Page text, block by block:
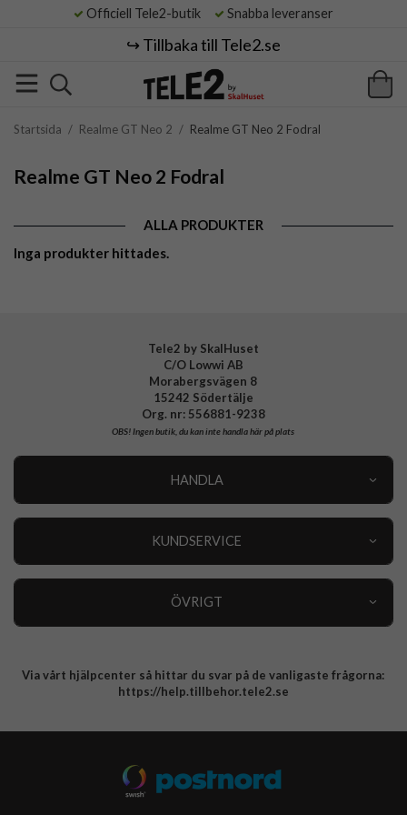
Officiell Tele2-butik Snabba leveranser
↪️ Tillbaka till Tele2.se
Startsida / Realme GT Neo 2 / Realme GT Neo 2 Fodral
Realme GT Neo 2 Fodral
ALLA PRODUKTER
Inga produkter hittades.
Tele2 by SkalHuset
C/O Lowwi AB
Morabergsvägen 8
15242 Södertälje
Org. nr: 556881-9238
OBS!Ingen butik, du kan inte handla här på plats
HANDLA
KUNDSERVICE
ÖVRIGT
Integritetspolicy
Via vårt hjälpcenter så hittar du svar på de vanligaste frågorna:
https://help.tillbehor.tele2.se